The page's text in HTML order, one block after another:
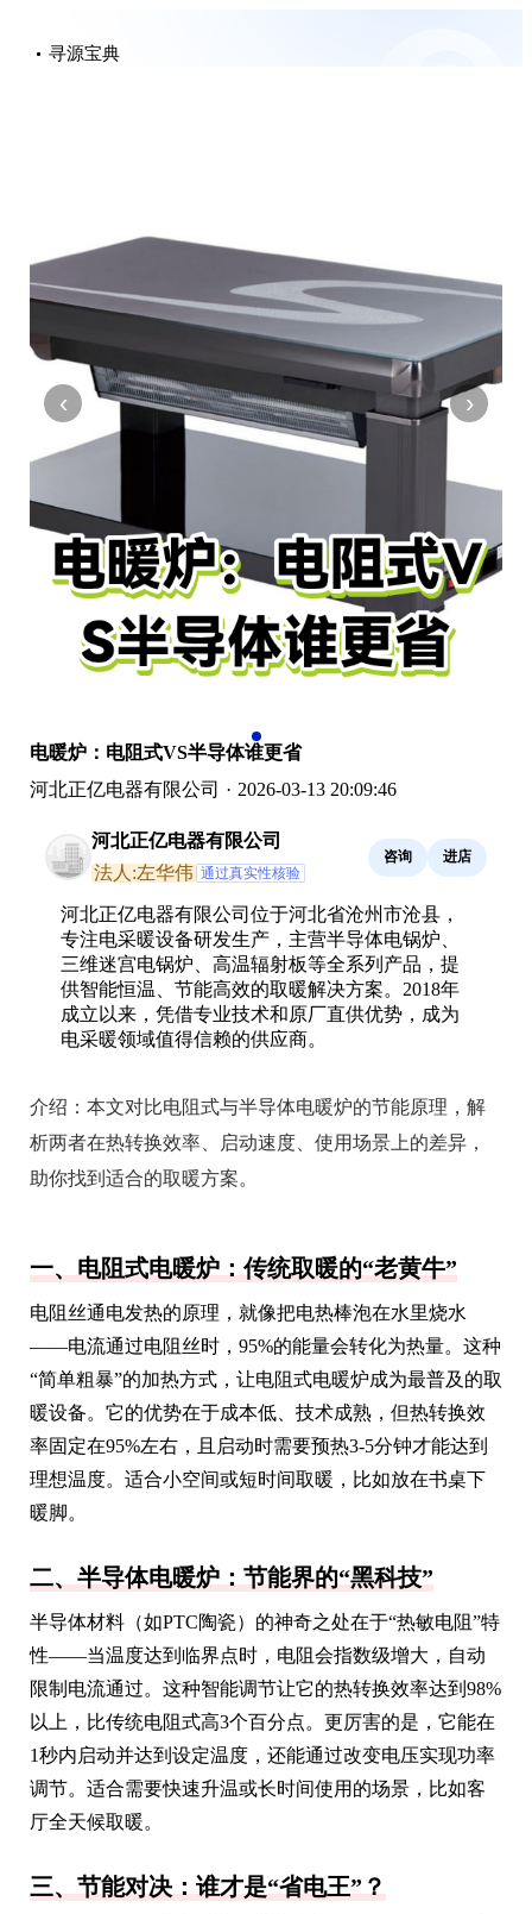
寻源宝典
‹ ›
电暖炉：电阻式VS半导体谁更省
河北正亿电器有限公司 · 2026-03-13 20:09:46
河北正亿电器有限公司
法人:左华伟 通过真实性核验
咨询 进店
河北正亿电器有限公司位于河北省沧州市沧县，
专注电采暖设备研发生产，主营半导体电锅炉、
三维迷宫电锅炉、高温辐射板等全系列产品，提
供智能恒温、节能高效的取暖解决方案。2018年
成立以来，凭借专业技术和原厂直供优势，成为
电采暖领域值得信赖的供应商。
介绍： 本文对比电阻式与半导体电暖炉的节能原理，解
析两者在热转换效率、启动速度、使用场景上的差异，
助你找到适合的取暖方案。
一、电阻式电暖炉：传统取暖的“老黄牛”
电阻丝通电发热的原理，就像把电热棒泡在水里烧水
——电流通过电阻丝时，95%的能量会转化为热量。这种
“简单粗暴”的加热方式，让电阻式电暖炉成为最普及的取
暖设备。它的优势在于成本低、技术成熟，但热转换效
率固定在95%左右，且启动时需要预热3-5分钟才能达到
理想温度。适合小空间或短时间取暖，比如放在书桌下
暖脚。
二、半导体电暖炉：节能界的“黑科技”
半导体材料（如PTC陶瓷）的神奇之处在于“热敏电阻”特
性——当温度达到临界点时，电阻会指数级增大，自动
限制电流通过。这种智能调节让它的热转换效率达到98%
以上，比传统电阻式高3个百分点。更厉害的是，它能在
1秒内启动并达到设定温度，还能通过改变电压实现功率
调节。适合需要快速升温或长时间使用的场景，比如客
厅全天候取暖。
三、节能对决：谁才是“省电王”？